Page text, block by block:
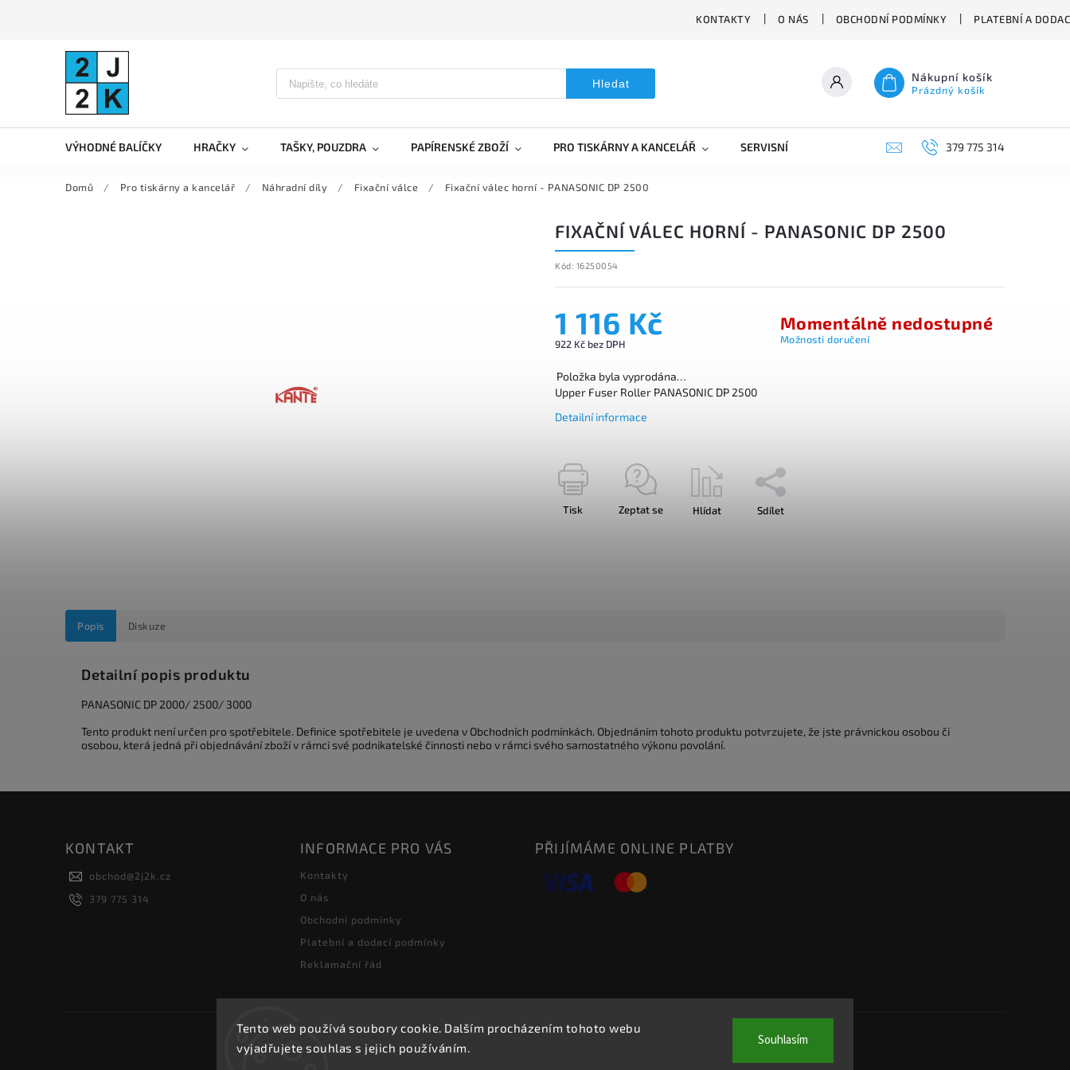
Tento web používá soubory cookie. Dalším procházením tohoto webu
vyjadřujete souhlas s jejich používáním.
Souhlasím
KONTAKTY O NÁS OBCHODNÍ PODMÍNKY PLATEBNÍ A
Hledat Nákupní košík
Prázdný košík
VÝHODNÉ BALÍČKY HRAČKY TAŠKY, POUZDRA PAPÍRENSKÉ ZBOŽÍ PRO TISKÁRNY A KANCELÁŘ SERVISNÍ VYSAVAČE 379 775 314
Domů / Pro tiskárny a kancelář / Náhradní díly / Fixační válce / Fixační válec horní - PANASONIC DP 2500
FIXAČNÍ VÁLEC HORNÍ - PANASONIC DP 2500
Kód: 16250054
1 116 Kč
922 Kč bez DPH
Momentálně nedostupné
Možnosti doručení
Položka byla vyprodána…
Upper Fuser Roller PANASONIC DP 2500
Detailní informace
Tisk Zeptat se Hlídat Sdílet
Popis Diskuze
Detailní popis produktu
PANASONIC DP 2000/ 2500/ 3000
Tento produkt není určen pro spotřebitele. Definice spotřebitele je uvedena v Obchodních podmínkách. Objednáním tohoto produktu potvrzujete, že jste právnickou osobou či
osobou, která jedná při objednávání zboží v rámci své podnikatelské činnosti nebo v rámci svého samostatného výkonu povolání.
KONTAKT
obchod@2j2k.cz
379 775 314
INFORMACE PRO VÁS
Kontakty
O nás
Obchodní podmínky
Platební a dodací podmínky
Reklamační řád
PŘIJÍMÁME ONLINE PLATBY
Copyright 2026